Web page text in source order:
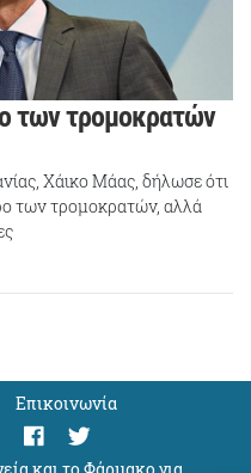
των τρομοκρατών
Χάικο Μάας, δήλωσε ότι
των τρομοκρατών, αλλά
Eπικοινωνία